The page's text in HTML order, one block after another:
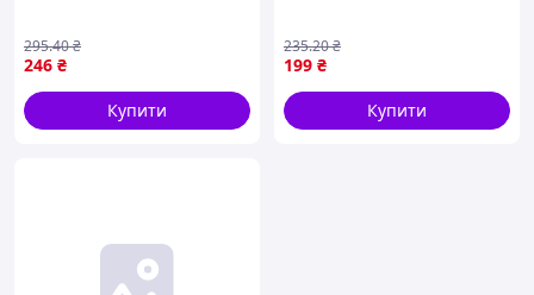
246 ₴
295.40₴
Купити
199 ₴
235.20₴
Купити